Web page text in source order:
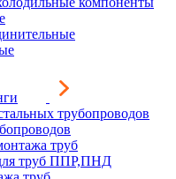
трубопроводов
труб
труб ППР,ПНД